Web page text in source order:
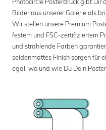
Bilder aus unserer Galerie als
Wir stellen unsere Premium
festem und FSC-zertifiziertem
und strahlende Farben
seidenmattes Finish sorgen für
egal, wo und wie Du Dein